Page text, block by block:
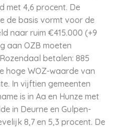
met 4,6 procent. De
de basis vormt voor de
naar ruim €415.000 (+9
aan OZB moeten
betalen: 885
hoge WOZ-waarde van
In vijftien gemeenten
is in Aa en Hunze met
in Deurne en Gulpen-
8,7 en 5,3 procent. De